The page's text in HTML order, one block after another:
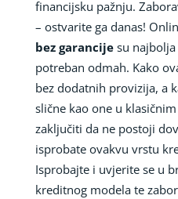
financijsku pažnju.
– ostvarite ga danas!
bez garancijesu najbolja
potreban odmah. Kako
bez dodatnih provizija, a
slične kao one u
zaključiti da ne postoji
isprobate ovakvu vrstu
Isprobajte i uvjerite se u
kreditnog modela te